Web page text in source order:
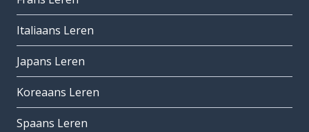
Italiaans Leren
Japans Leren
Koreaans Leren
Spaans Leren